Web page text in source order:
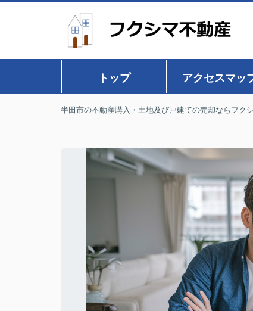
トップ アクセスマッ
半田市の不動産購入・土地及び戸建ての売却ならフク